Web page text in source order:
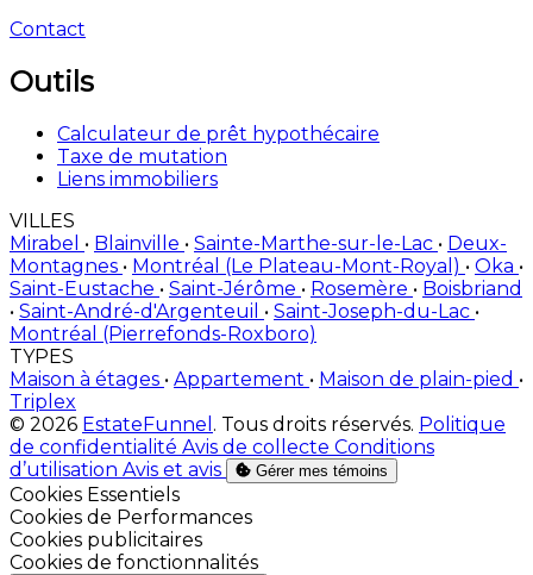
Contact
Outils
Calculateur de prêt hypothécaire
Taxe de mutation
Liens immobiliers
VILLES
Mirabel • Blainville • Sainte-Marthe-sur-le-Lac • Deux-
Montagnes • Montréal (Le Plateau-Mont-Royal) • Oka •
Saint-Eustache • Saint-Jérôme • Rosemère • Boisbriand
• Saint-André-d'Argenteuil • Saint-Joseph-du-Lac •
Montréal (Pierrefonds-Roxboro)
TYPES
Maison à étages • Appartement • Maison de plain-pied •
Triplex
© 2026 EstateFunnel . Tous droits réservés. Politique
de confidentialité Avis de collecte Conditions
d’utilisation Avis et avis Gérer mes témoins
Activer
Cookies Essentiels
Activer
Cookies de Performances
Activer
Cookies publicitaires
Activer
Cookies de fonctionnalités